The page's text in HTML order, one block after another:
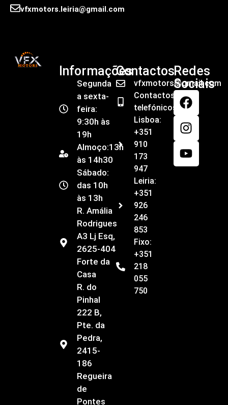
vfxmotors.leiria@gmail.com
Informações
Segunda
a sexta-
feira:
9:30h às
19h
Almoço:13h
às 14h30
Sábado:
das 10h
às 13h
R. Amália
Rodrigues
A3 Lj Esq,
2625-404
Forte da
Casa
R. do
Pinhal
222 B,
Pte. da
Pedra,
2415-
186
Regueira
de
Pontes
Contactos
vfxmotors@gmail.com
Contactos
telefónicos
Lisboa:
+351
910
173
947
Leiria:
+351
926
246
853
Fixo:
+351
218
055
750
Redes
Sociais